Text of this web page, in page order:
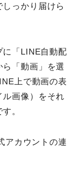
っかり届けら
に「LINE自動配
「動画」を選
上で動画の表
画像）をそれ
。
アカウントの連